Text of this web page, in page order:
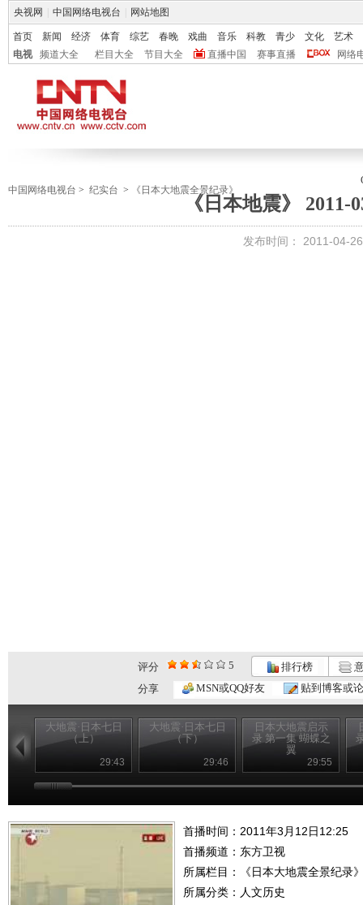
央视网 中国网络电视台 网站地图
首页 新闻 经济 体育 综艺 春晚 戏曲 音乐 科教 青少 文化
艺术
电视
频道大全 栏目大全 节目大全 直播中国 赛事直播 网络
中国网络电视台 > 纪实台 > 《日本大地震全景纪录》
《日本地震》 2011-
发布时间： 2011-04-
评分 5 排行榜
分享
MSN或QQ好友 贴到博客或
大地震·日本七日
（上）
29:43
大地震·日本七日
（下）
29:46
日本大地震启示
录 第一集 蝴蝶之
翼
29:55
首播时间：2011年3月12日12:25
首播频道： 东方卫视
所属栏目：
《日本大地震全景纪录
所属分类：人文历史